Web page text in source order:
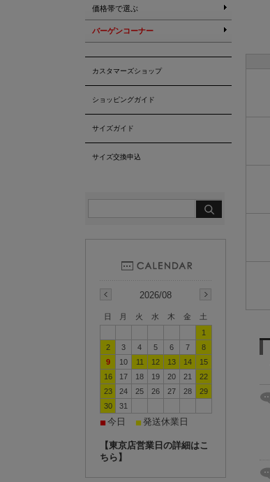
価格帯で選ぶ
バーゲンコーナー
カスタマーズショップ
ショッピングガイド
サイズガイド
サイズ交換申込
2026/08
日 月 火 水 木 金
土
1
2
3 4 5 6 7
8
9
10 11 12 13 14
15
16
17 18 19 20 21
22
23
24 25 26 27 28
29
30
31
■ 今日 ■ 発送休業日
【東京店営業日の詳細はこ
ちら】